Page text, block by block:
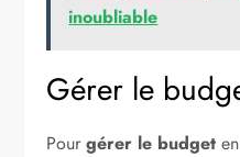
inoubliable
Gérer le
Pourgérer le budget